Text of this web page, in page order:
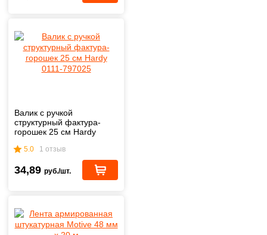
Валик с ручкой
структурный фактура-
горошек 25 см Hardy
5.0 1 отзыв
34,89 руб./шт.